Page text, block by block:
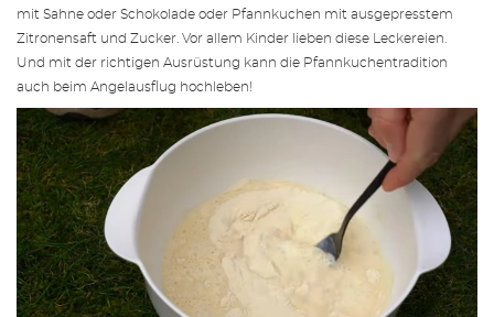
mit Sahne oder Schokolade oder Pfannkuchen mit ausgepresstem
Zitronensaft und Zucker. Vor allem Kinder lieben diese Leckereien.
Und mit der richtigen Ausrüstung kann die Pfannkuchentradition
auch beim Angelausflug hochleben!